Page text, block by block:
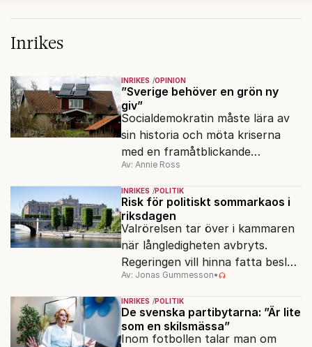
Inrikes
INRIKES OPINION
”Sverige behöver en grön ny
giv”
Socialdemokratin måste lära av
sin historia och möta kriserna
med en framåtblickande
strukturpolitik för att göra
Sverige långsiktigt hållbart,
jämlikt och kriståligt.
Av: Annie Ross
INRIKES POLITIK
Risk för politiskt sommarkaos i
riksdagen
Valrörelsen tar över i kammaren
när långledigheten avbryts.
Regeringen vill hinna fatta beslut
före valet – men oppositionen
ser sin chans att pressa
Tidösidan.
Av: Jonas Gummesson•
INRIKES POLITIK
De svenska partibytarna: ”Är lite
som en skilsmässa”
Inom fotbollen talar man om